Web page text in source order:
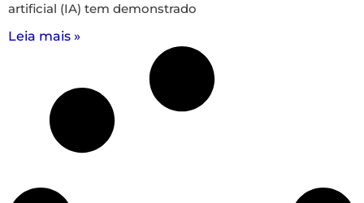
artificial (IA) tem demonstrado
Leia mais »